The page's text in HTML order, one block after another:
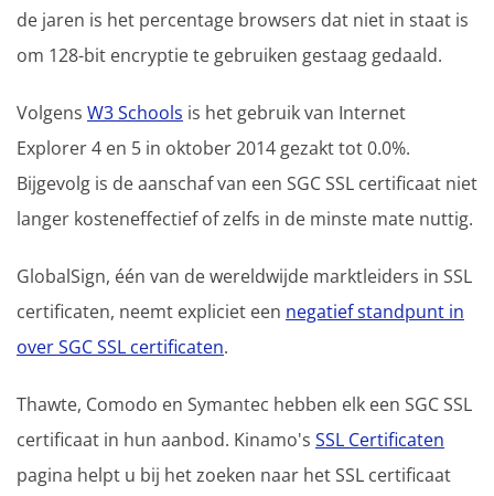
de jaren is het percentage browsers dat niet in staat is
om 128-bit encryptie te gebruiken gestaag gedaald.
Volgens W3 Schools is het gebruik van Internet
Explorer 4 en 5 in oktober 2014 gezakt tot 0.0%.
Bijgevolg is de aanschaf van een SGC SSL certificaat niet
langer kosteneffectief of zelfs in de minste mate nuttig.
GlobalSign, één van de wereldwijde marktleiders in SSL
certificaten, neemt expliciet een negatief standpunt in
over SGC SSL certificaten.
Thawte, Comodo en Symantec hebben elk een SGC SSL
certificaat in hun aanbod. Kinamo's SSL Certificaten
pagina helpt u bij het zoeken naar het SSL certificaat